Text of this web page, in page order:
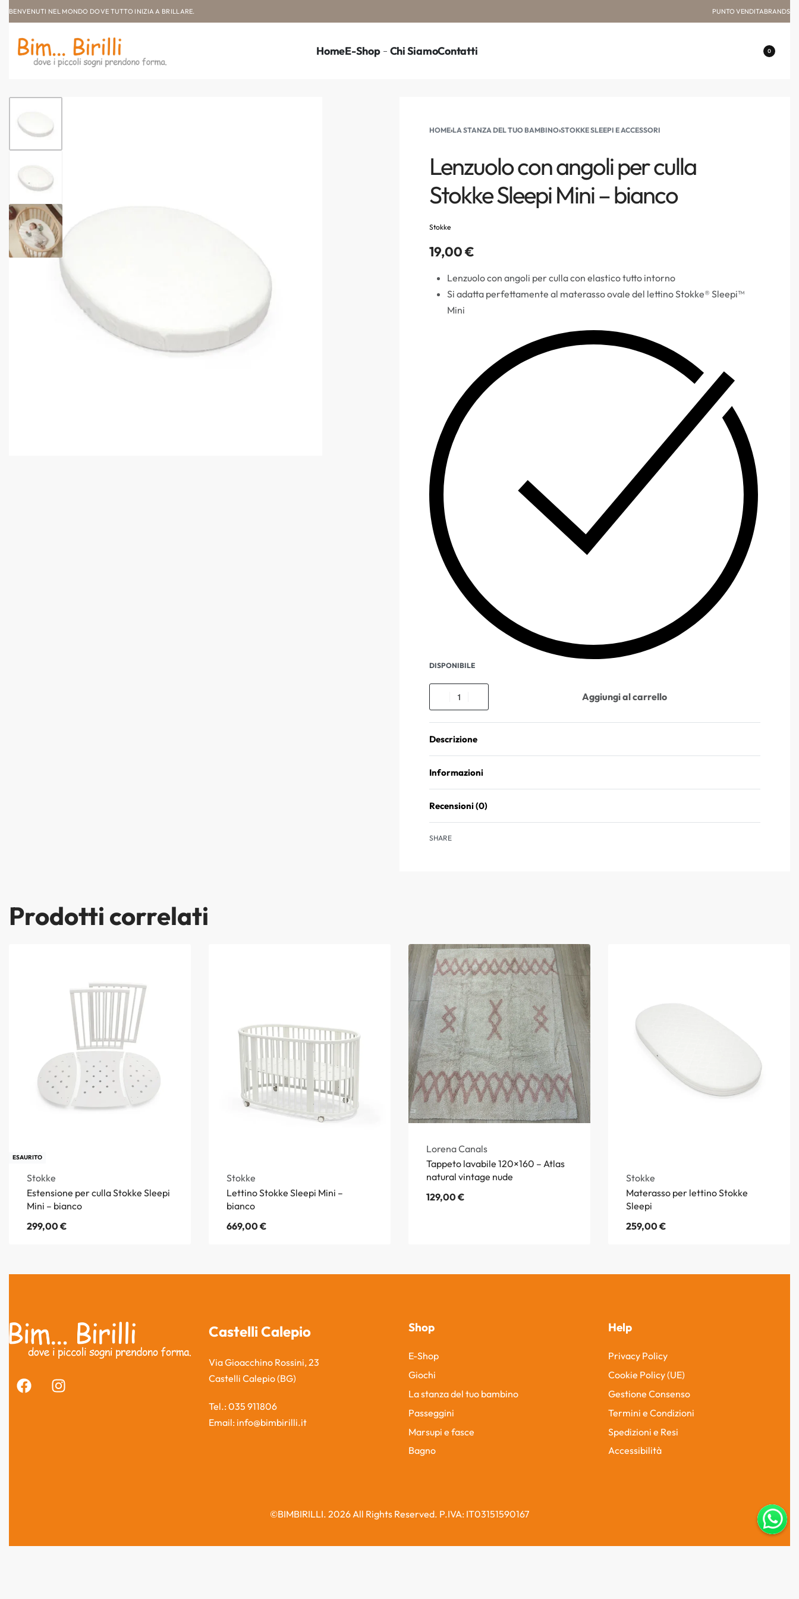
BENVENUTI NEL MONDO DOVE TUTTO INIZIA A BRILLARE. PUNTO VENDITABRANDS
HomeE-Shop Chi SiamoContatti 0
HOME›LA STANZA DEL TUO BAMBINO›STOKKE SLEEPI E ACCESSORI
Lenzuolo con angoli per culla
Stokke Sleepi Mini – bianco
Stokke
19,00€
Lenzuolo con angoli per culla con elastico tutto intorno
Si adatta perfettamente al materasso ovale del lettino Stokke® Sleepi™
Mini
DISPONIBILE
Aggiungi al carrello
Descrizione
Informazioni
Recensioni (0)
SHARE
Prodotti correlati
ESAURITO
Stokke
Estensione per culla Stokke Sleepi
Mini – bianco
299,00€
Stokke
Lettino Stokke Sleepi Mini –
bianco
669,00€
Lorena Canals
Tappeto lavabile 120×160 – Atlas
natural vintage nude
129,00€
Stokke
Materasso per lettino Stokke
Sleepi
259,00€
Castelli Calepio
Via Gioacchino Rossini, 23
Castelli Calepio (BG)
Tel.: 035 911806
Email: info@bimbirilli.it
Shop
E-Shop
Giochi
La stanza del tuo bambino
Passeggini
Marsupi e fasce
Bagno
Help
Privacy Policy
Cookie Policy (UE)
Gestione Consenso
Termini e Condizioni
Spedizioni e Resi
Accessibilità
©BIMBIRILLI. 2026 All Rights Reserved. P.IVA: IT03151590167